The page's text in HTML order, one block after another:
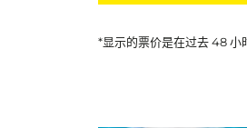
*显示的票价是在过去 48 小